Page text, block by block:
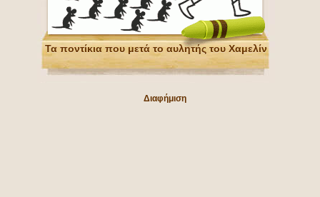
Τα ποντίκια που μετά το αυλητής του Χαμελίν
Διαφήμιση